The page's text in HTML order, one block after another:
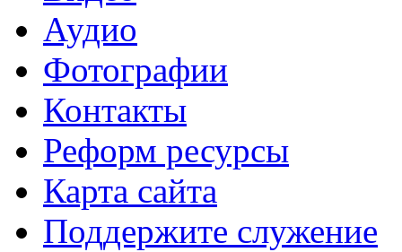
Аудио
Фотографии
Контакты
Реформ ресурсы
Карта сайта
Поддержите служение